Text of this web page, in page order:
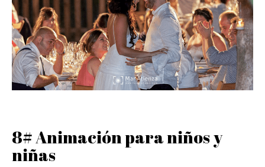
8# Animación para niños y
niñas